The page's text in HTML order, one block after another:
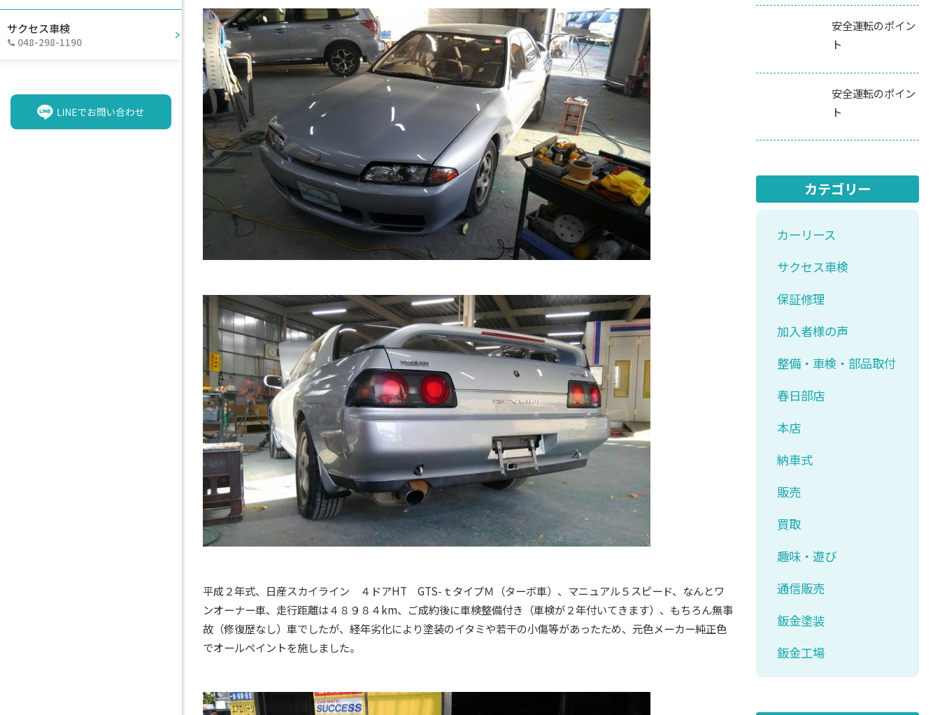
サクセス車検
048-298-1190
平成２年式、日産スカイライン ４ドアHT GTS-ｔタイプＭ（ターボ車）、マニュアル５スピード、なんとワ
ンオーナー車、走行距離は４８９８４km、ご成約後に車検整備付き（車検が２年付いてきます）、もちろん無事
故（修復歴なし）車でしたが、経年劣化により塗装のイタミや若干の小傷等があったため、元色メーカー純正色
でオールペイントを施しました。
安全運転のポイン
ト
安全運転のポイン
ト
カテゴリー
カーリース
サクセス車検
保証修理
加入者様の声
整備・車検・部品取付
春日部店
本店
納車式
販売
買取
趣味・遊び
通信販売
鈑金塗装
鈑金工場